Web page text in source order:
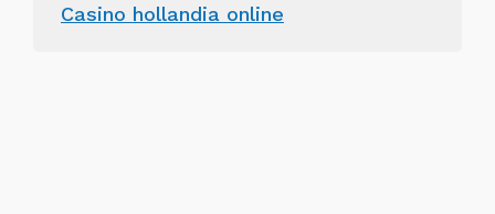
Casino hollandia online